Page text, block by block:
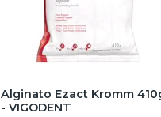
Alginato Ezact Kromm
- VIGODENT